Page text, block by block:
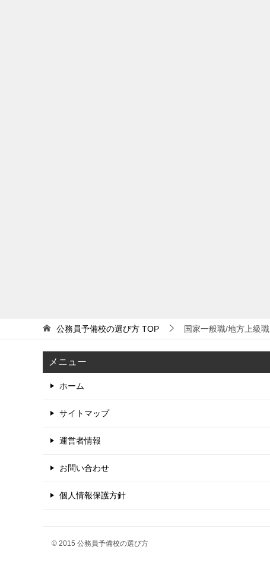
公務員予備校の選び方 TOP 国家一般職/地方上級職
メニュー
ホーム
サイトマップ
運営者情報
お問い合わせ
個人情報保護方針
© 2015 公務員予備校の選び方